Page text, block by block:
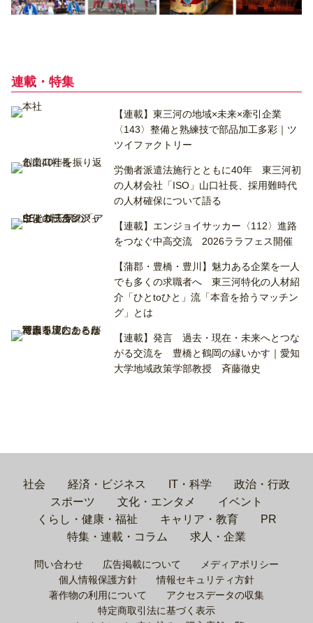
連載・特集
【連載】東三河の地域×未来×牽引企業
〈143〉整備と熟練技で部品加工多彩｜ツ
ツイファクトリー
労働者派遣法施行とともに40年 東三河初
の人材会社「ISO」山口社長、採用難時代
の人材確保について語る
【連載】エンジョイサッカー〈112〉進路
をつなぐ中高交流 2026ララフェス開催
【蒲郡・豊橋・豊川】魅力ある企業を一人
でも多くの求職者へ 東三河特化の人材紹
介「ひとtoひと」流「本音を拾うマッチン
グ」とは
【連載】発言 過去・現在・未来へとつな
がる交流を 豊橋と鶴岡の縁いかす｜愛知
大学地域政策学部教授 斉藤徹史
社会 経済・ビジネス IT・科学
政治・行政
スポーツ
文化・エンタメ
イベント
くらし・健康・福祉
キャリア・教育
PR
特集・連載・コラム
求人・企業
問い合わせ 広告掲載について
メディアポリシー
個人情報保護方針
情報セキュリティ方針
著作物の利用について
アクセスデータの収集
特定商取引法に基づく表示